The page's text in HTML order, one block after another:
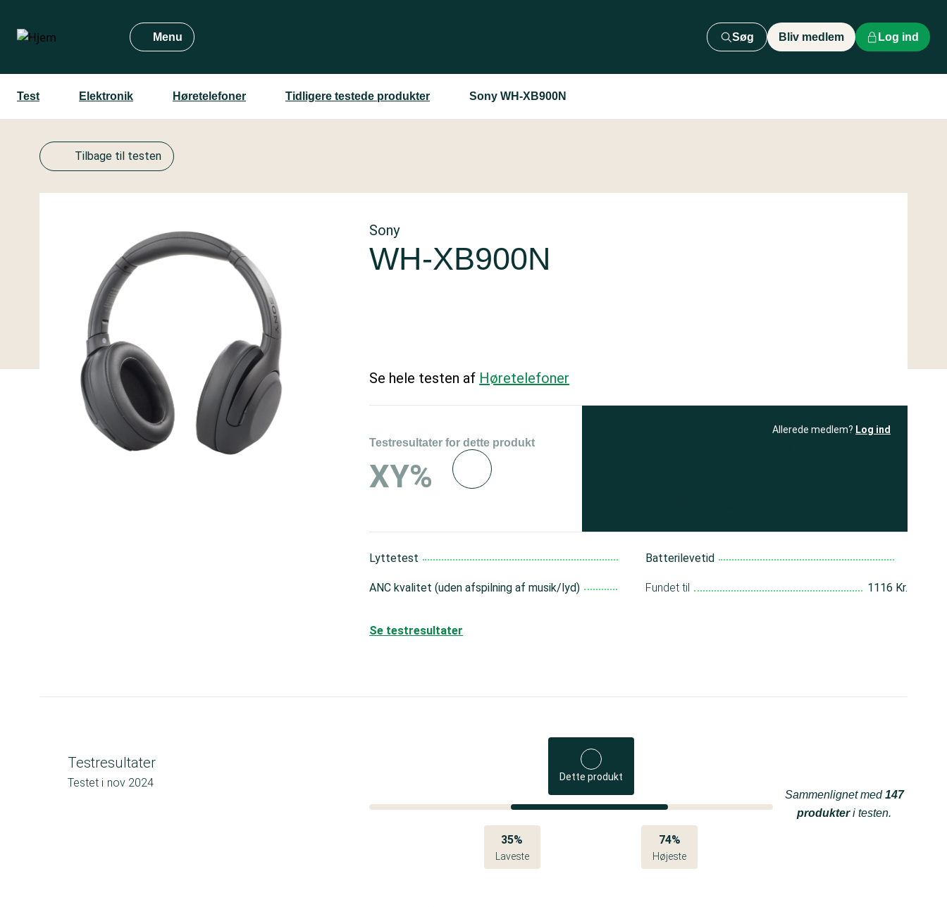
hovedindhold
Menu Søg Bliv medlem Log ind
Test Elektronik Høretelefoner Tidligere testede produkter Sony WH-XB900N
Tilbage til testen
Sony
WH-XB900N
Se hele testen af Høretelefoner
Testresultater for dette produkt
XY%
Allerede medlem? Log ind
Lyttetest
ANC kvalitet (uden afspilning af musik/lyd)
Batterilevetid
Fundet til 1116 Kr.
Se testresultater
Testresultater
Testet i nov 2024 Dette produkt
35%
Laveste
74%
Højeste
Sammenlignet med147
produkteri testen.